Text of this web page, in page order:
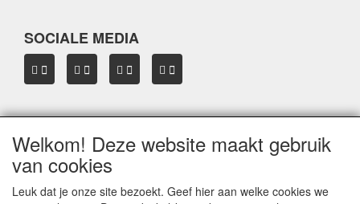
SOCIALE MEDIA
OVER HBDAKDRAGERS.NL
Dakkoffer verhuur Hardinxveld-Giessendam
Verkoop dakkoffers en skiboxen
Welkom! Deze website maakt gebruik
van cookies
Leuk dat je onze site bezoekt. Geef hier aan welke cookies we